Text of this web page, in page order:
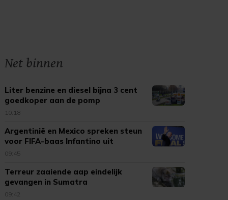
Net binnen
Liter benzine en diesel bijna 3 cent
goedkoper aan de pomp
10:18
Argentinië en Mexico spreken steun
voor FIFA-baas Infantino uit
09:45
Terreur zaaiende aap eindelijk
gevangen in Sumatra
09:42